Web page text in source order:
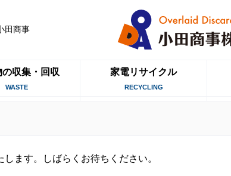
田商事
の収集・回収
WASTE
家電リサイクル
RECYCLING
ます。しばらくお待ちください。